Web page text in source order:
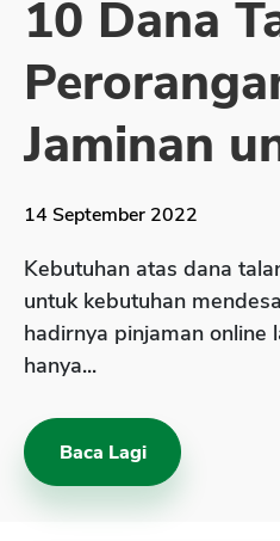
Sekuritas Saham
Bank Digital
Crypto
Assets Crypto
Asuransi Jiwa
Asuransi Kesehatan
Asuransi Syariah
10 Dana
Jaminan
14 September 2022
Kebutuhan atas dana
untuk kebutuhan
hadirnya pinjaman online
hanya...
Baca Lagi